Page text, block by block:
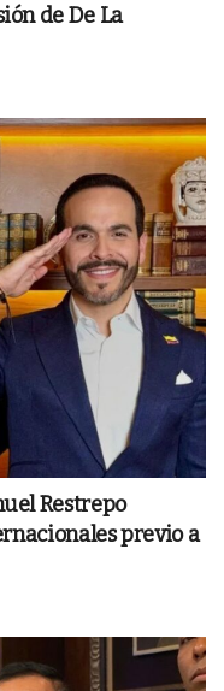
de De La
Restrepo
previo a